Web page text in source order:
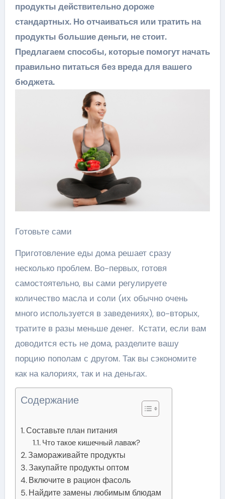
продукты действительно дороже
стандартных. Но отчаиваться или тратить на
продукты большие деньги, не стоит.
Предлагаем способы, которые помогут начать
правильно питаться без вреда для вашего
бюджета.
Готовьте сами
Приготовление еды дома решает сразу
несколько проблем. Во-первых, готовя
самостоятельно, вы сами регулируете
количество масла и соли (их обычно очень
много используется в заведениях), во-вторых,
тратите в разы меньше денег. Кстати, если вам
доводится есть не дома, разделите вашу
порцию пополам с другом. Так вы сэкономите
как на калориях, так и на деньгах.
Содержание
Составьте план питания
Что такое кишечный лаваж?
Замораживайте продукты
Закупайте продукты оптом
Включите в рацион фасоль
Найдите замены любимым блюдам